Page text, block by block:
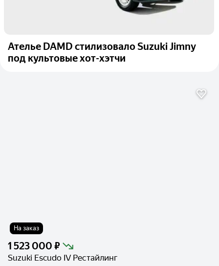
Ателье DAMD стилизовало Suzuki Jimny
под культовые хот-хэтчи
На заказ
1 523 000 ₽
Suzuki Escudo IV Рестайлинг